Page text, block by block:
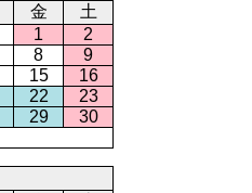
金
土
1
2
8
9
15
16
22
23
29
30